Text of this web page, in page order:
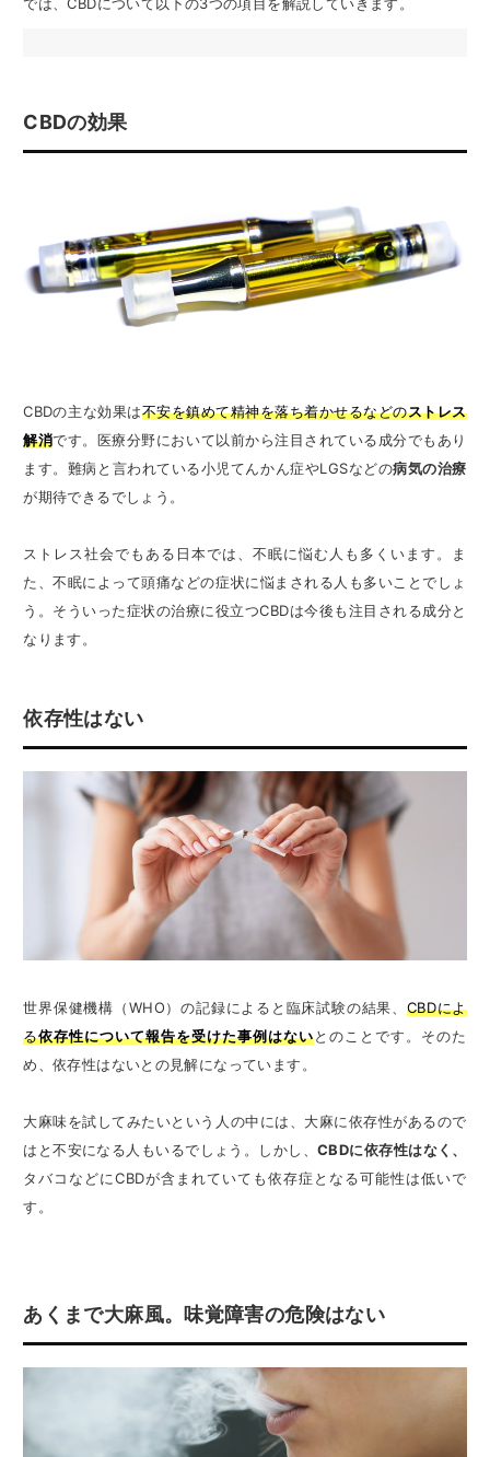
CBDの効果
CBDの主な効果は不安を鎮めて精神を落ち着かせるなどのストレス
解消です。医療分野において以前から注目されている成分でもあり
ます。難病と言われている小児てんかん症やLGSなどの病気の治療
が期待できるでしょう。
ストレス社会でもある日本では、不眠に悩む人も多くいます。ま
た、不眠によって頭痛などの症状に悩まされる人も多いことでしょ
う。そういった症状の治療に役立つCBDは今後も注目される成分と
なります。
依存性はない
世界保健機構（WHO）の記録によると臨床試験の結果、CBDによ
る依存性について報告を受けた事例はないとのことです。そのた
め、依存性はないとの見解になっています。
大麻味を試してみたいという人の中には、大麻に依存性があるので
はと不安になる人もいるでしょう。しかし、CBDに依存性はなく、
タバコなどにCBDが含まれていても依存症となる可能性は低いで
す。
あくまで大麻風。味覚障害の危険はない